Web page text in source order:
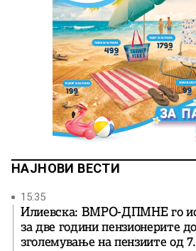
НАЈНОВИ ВЕСТИ
15:35
Илиевска: ВМРО-ДПМНЕ го
за две години пензионерите
зголемување на пензиите од